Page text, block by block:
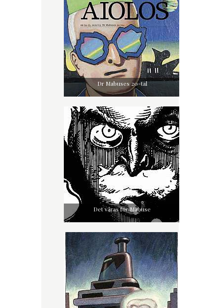
Dr Mabuses 20-tal
Det våras för Mabuse